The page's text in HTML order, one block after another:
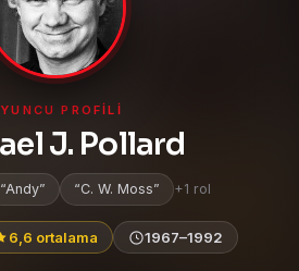
PROFILI
J. Pollard
Andy C. W. Moss +1 rol
6,6 ortalama 1967–1992